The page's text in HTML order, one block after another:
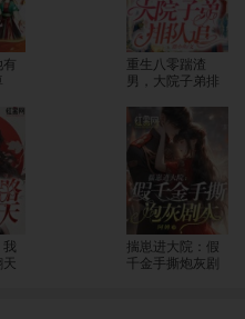
重生八零踹渣
男，大院子弟排
我
天
揣崽进大院：假
千金手撕炮灰剧